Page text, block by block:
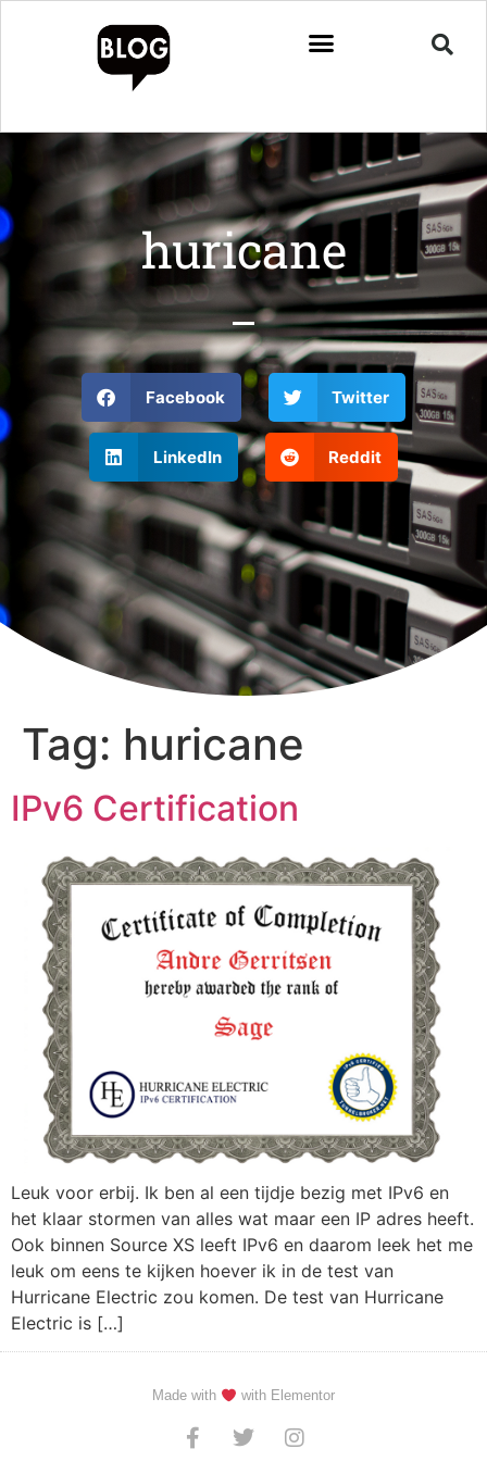
huricane
Facebook Twitter
LinkedIn Reddit
Tag: huricane
IPv6 Certification
Leuk voor erbij. Ik ben al een tijdje bezig met IPv6 en
het klaar stormen van alles wat maar een IP adres heeft.
Ook binnen Source XS leeft IPv6 en daarom leek het me
leuk om eens te kijken hoever ik in de test van
Hurricane Electric zou komen. De test van Hurricane
Electric is […]
Made with with Elementor